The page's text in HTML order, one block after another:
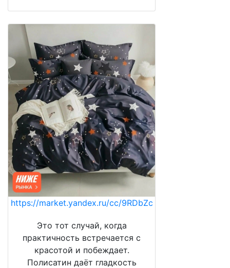
https://market.yandex.ru/cc/9RDbZc
Это тот случай, когда
практичность встречается с
красотой и побеждает.
Полисатин даёт гладкость